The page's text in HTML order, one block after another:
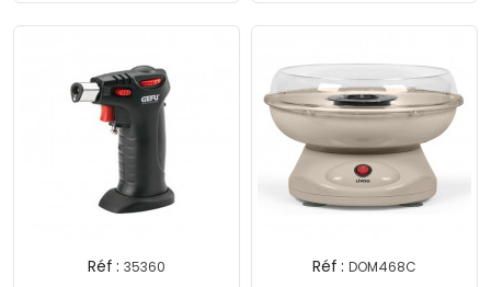
Réf : 35360 Réf : DOM468C